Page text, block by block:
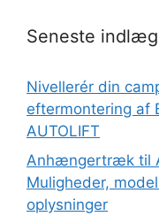
Seneste indlæg
Nivellerér din
eftermontering af
AUTOLIFT
Anhængertræk til
Muligheder,
oplysninger